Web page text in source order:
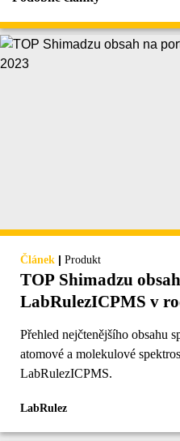
Článek | Produkt
TOP Shimadzu
LabRulezICPMS v
Přehled nejčtenějšího obsahu
atomové a molekulové
LabRulezICPMS.
LabRulez